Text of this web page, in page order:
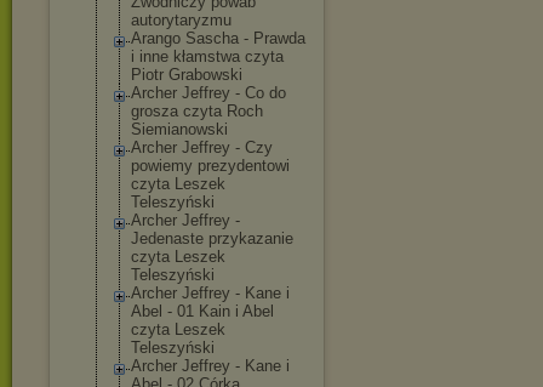
autorytaryzmu
Arango Sascha - Prawda
i inne kłamstwa czyta
Piotr Grabowski
Archer Jeffrey - Co do
grosza czyta Roch
Siemianowski
Archer Jeffrey - Czy
powiemy prezydentowi
czyta Leszek
Teleszyński
Archer Jeffrey -
Jedenaste przykazanie
czyta Leszek
Teleszyński
Archer Jeffrey - Kane i
Abel - 01 Kain i Abel
czyta Leszek
Teleszyński
Archer Jeffrey - Kane i